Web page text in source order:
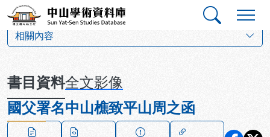
跳到主要內容
中山學術資料庫
相關內容
書目資料全文影像
國父署名中山樵致平山周之函